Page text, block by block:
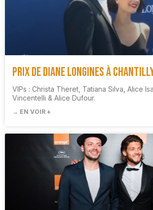
Prix de Diane Longines à
VIPs : Christa Theret, Tatiana Silva, Alice
Vincentelli & Alice Dufour.
→ EN VOIR +